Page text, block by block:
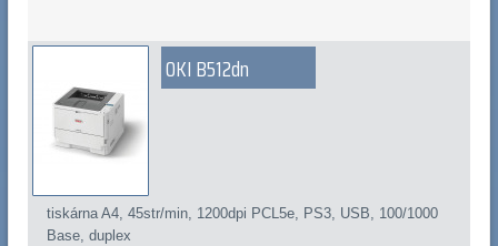
OKI B512dn
tiskárna A4, 45str/min, 1200dpi PCL5e, PS3, USB, 100/1000
Base, duplex